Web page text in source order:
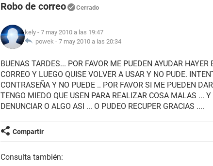
Robo de correo Cerrado
kely - 7 may 2010 a las 19:47
powek - 7 may 2010 a las 20:34
BUENAS TARDES... POR FAVOR ME PUEDEN AYUDAR HAYER
CORREO Y LUEGO QUISE VOLVER A USAR Y NO PUDE.
CONTRASEÑA Y NO PUEDE .. POR FAVOR SI ME PUEDEN
TENGO MIEDO QUE USEN PARA REALIZAR COSA MALAS ...
DENUNCIAR O ALGO ASI ... O PUDEO RECUPER GRACIAS ....
Compartir
Consulta también: